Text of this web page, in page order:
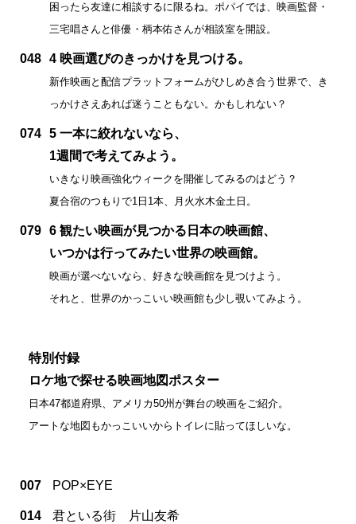
困ったら友達に相談するに限るね。ポパイでは、映画監督・
三宅唱さんと俳優・柄本佑さんが相談室を開設。
048 4 映画選びのきっかけを見つける。
新作映画と配信プラットフォームがひしめき合う世界で、き
っかけさえあれば迷うこともない。かもしれない？
074 5 一本に絞れないなら、
1週間で考えてみよう。
いきなり映画強化ウィークを開催してみるのはどう？
夏合宿のつもりで1日1本、月火水木金土日。
079 6 観たい映画が見つかる日本の映画館、
いつかは行ってみたい世界の映画館。
映画が選べないなら、好きな映画館を見つけよう。
それと、世界のかっこいい映画館も少し覗いてみよう。
特別付録
ロケ地で探せる映画地図ポスター
日本47都道府県、アメリカ50州が舞台の映画をご紹介。
アートな地図もかっこいいからトイレに貼ってほしいな。
007 POP×EYE
014 君といる街 片山友希